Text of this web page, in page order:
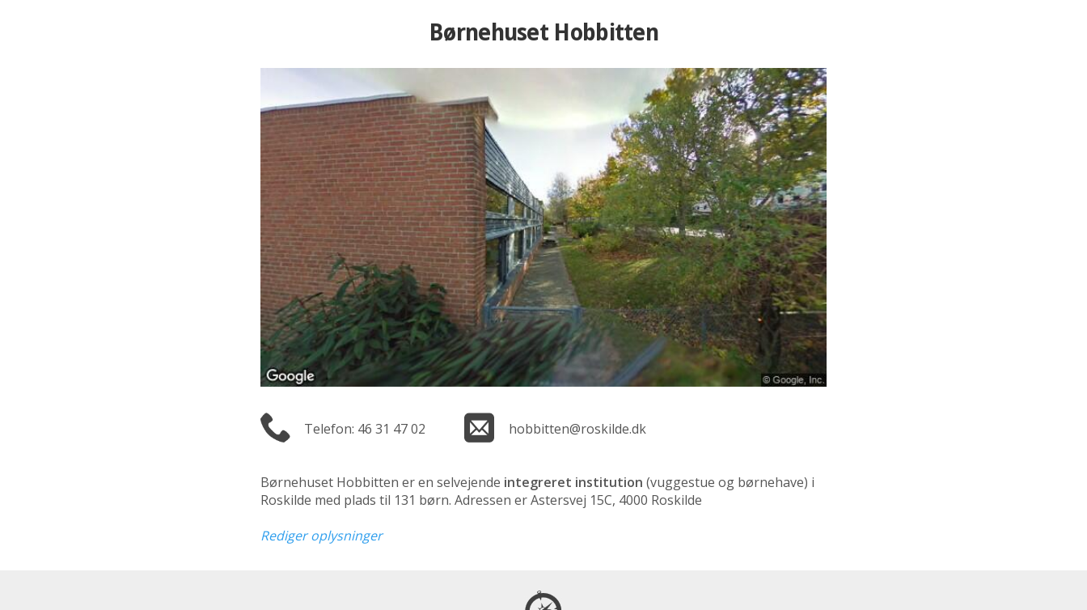
Børnehuset Hobbitten
Telefon: 46 31 47 02 hobbitten@roskilde.dk
Børnehuset Hobbitten er en selvejende integreret institution (vuggestue og børnehave) i
Roskilde med plads til 131 børn. Adressen er Astersvej 15C, 4000 Roskilde
Rediger oplysninger